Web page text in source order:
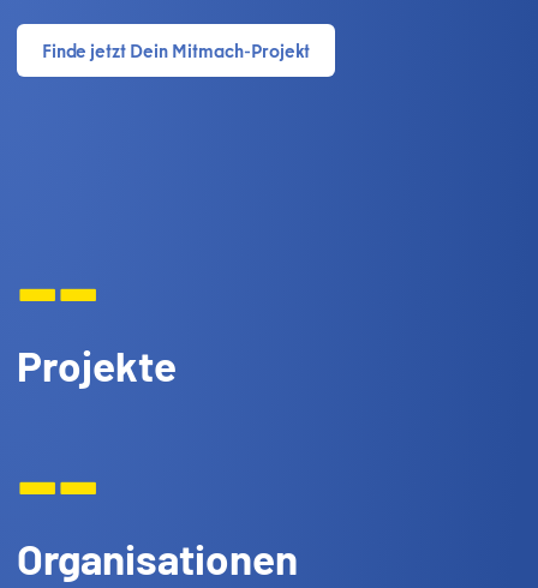
Finde jetzt Dein Mitmach-Projekt
--
Projekte
--
Organisationen